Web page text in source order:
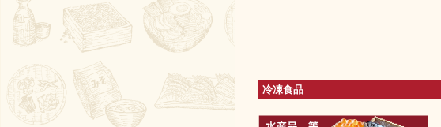
冷凍食品